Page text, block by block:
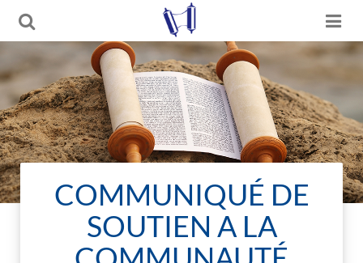
COMMUNIQUÉ DE
SOUTIEN A LA